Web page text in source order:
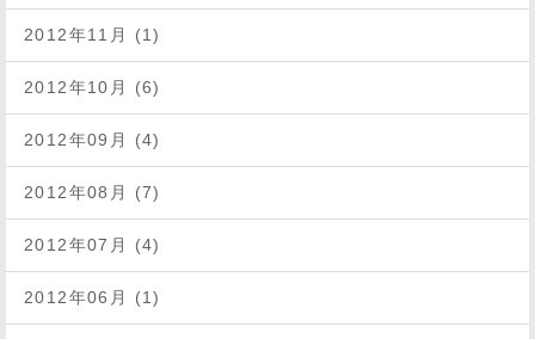
2012年11月 (1)
2012年10月 (6)
2012年09月 (4)
2012年08月 (7)
2012年07月 (4)
2012年06月 (1)